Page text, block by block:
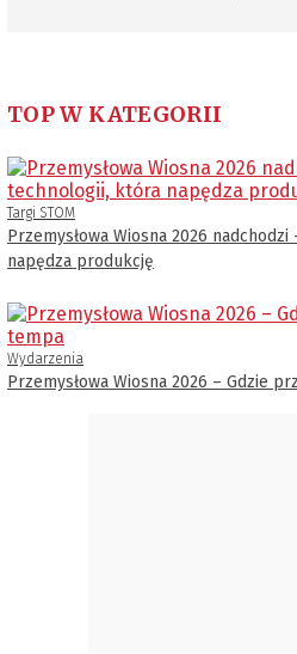
TOP W KATEGORII
Targi STOM
Przemysłowa Wiosna 2026
napędza produkcję
Wydarzenia
Przemysłowa Wiosna 2026 – Gdzie